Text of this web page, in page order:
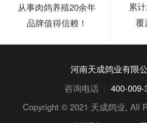
从事肉鸽养殖20余年
品牌值得信赖！
累
覆
河南天成鸽业有限
咨询电话
400-009-
Copyright © 2021 天成鸽业, All